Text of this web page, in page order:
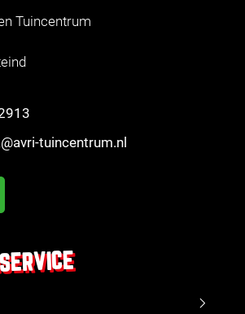
Tuincentrum
tuincentrum.nl